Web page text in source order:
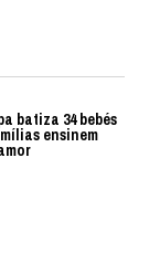
batiza 34 bebés
ensinem